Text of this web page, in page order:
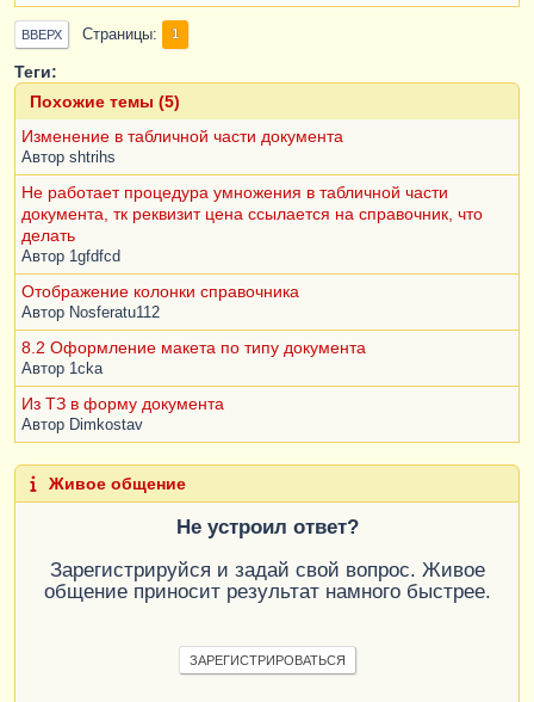
ВВЕРХ Страницы 1
Теги:
Похожие темы (5)
Изменение в табличной части документа
Автор shtrihs
Не работает процедура умножения в табличной части
документа, тк реквизит цена ссылается на справочник, что
делать
Автор 1gfdfcd
Отображение колонки справочника
Автор Nosferatu112
8.2 Оформление макета по типу документа
Автор 1cka
Из ТЗ в форму документа
Автор Dimkostav
Живое общение
Не устроил ответ?
Зарегистрируйся и задай свой вопрос. Живое
общение приносит результат намного быстрее.
ЗАРЕГИСТРИРОВАТЬСЯ